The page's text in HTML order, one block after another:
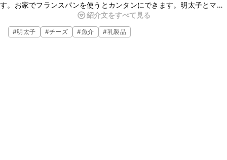
す。お家でフランスパンを使うとカンタンにできます。明太子とマヨ
ネーズの組み合わせは最強です。やっぱり美味しいです。是非ご家庭
で作ってみてはいかがでしょうか。
紹介文をすべて見る
#明太子 #チーズ #魚介 #乳製品